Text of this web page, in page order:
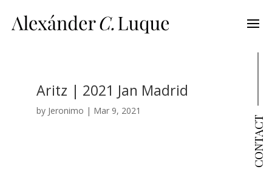
CONTACT
Aritz | 2021 Jan Madrid
by Jeronimo | Mar 9, 2021